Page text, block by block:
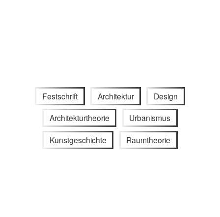
Festschrift Architektur Design
Architekturtheorie Urbanismus
Kunstgeschichte Raumtheorie